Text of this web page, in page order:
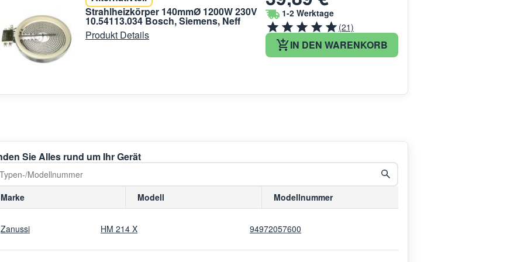
Strahlheizkörper 140mmØ 1200W 230V
10.54113.034 Bosch, Siemens, Neff
Produkt Details
1-2 Werktage
(21)
IN DEN WARENKORB
Sie Alles rund um Ihr Gerät
Marke Modell Modellnummer
Zanussi HM 214 X 94972057600